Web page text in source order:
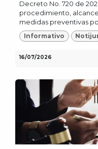
Decreto No. 720 de
procedimiento,
medidas preventivas
Informativo
16/07/2026